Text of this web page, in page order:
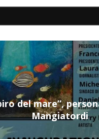
mare”, personale
Mangiatordi